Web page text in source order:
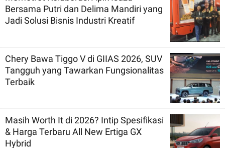
Bersama Putri dan Delima Mandiri yang
Jadi Solusi Bisnis Industri Kreatif
Chery Bawa Tiggo V di GIIAS 2026, SUV
Tangguh yang Tawarkan Fungsionalitas
Terbaik
Masih Worth It di 2026? Intip Spesifikasi
& Harga Terbaru All New Ertiga GX
Hybrid